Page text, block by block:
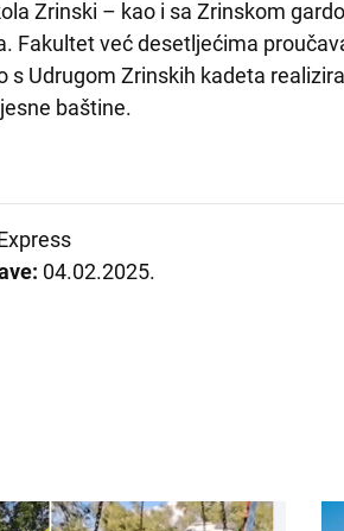
Zrinski – kao i sa Zrinskom
Fakultet već desetljećima
s Udrugom Zrinskih kadeta
baštine.
04.02.2025.